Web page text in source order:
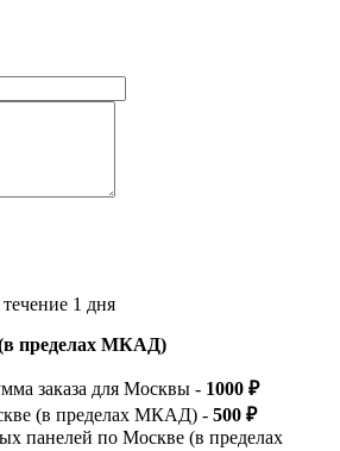
1 дня
пределах МКАД)
заказа для Москвы - 1000 ₽
(в пределах МКАД) - 500 ₽
панелей по Москве (в пределах